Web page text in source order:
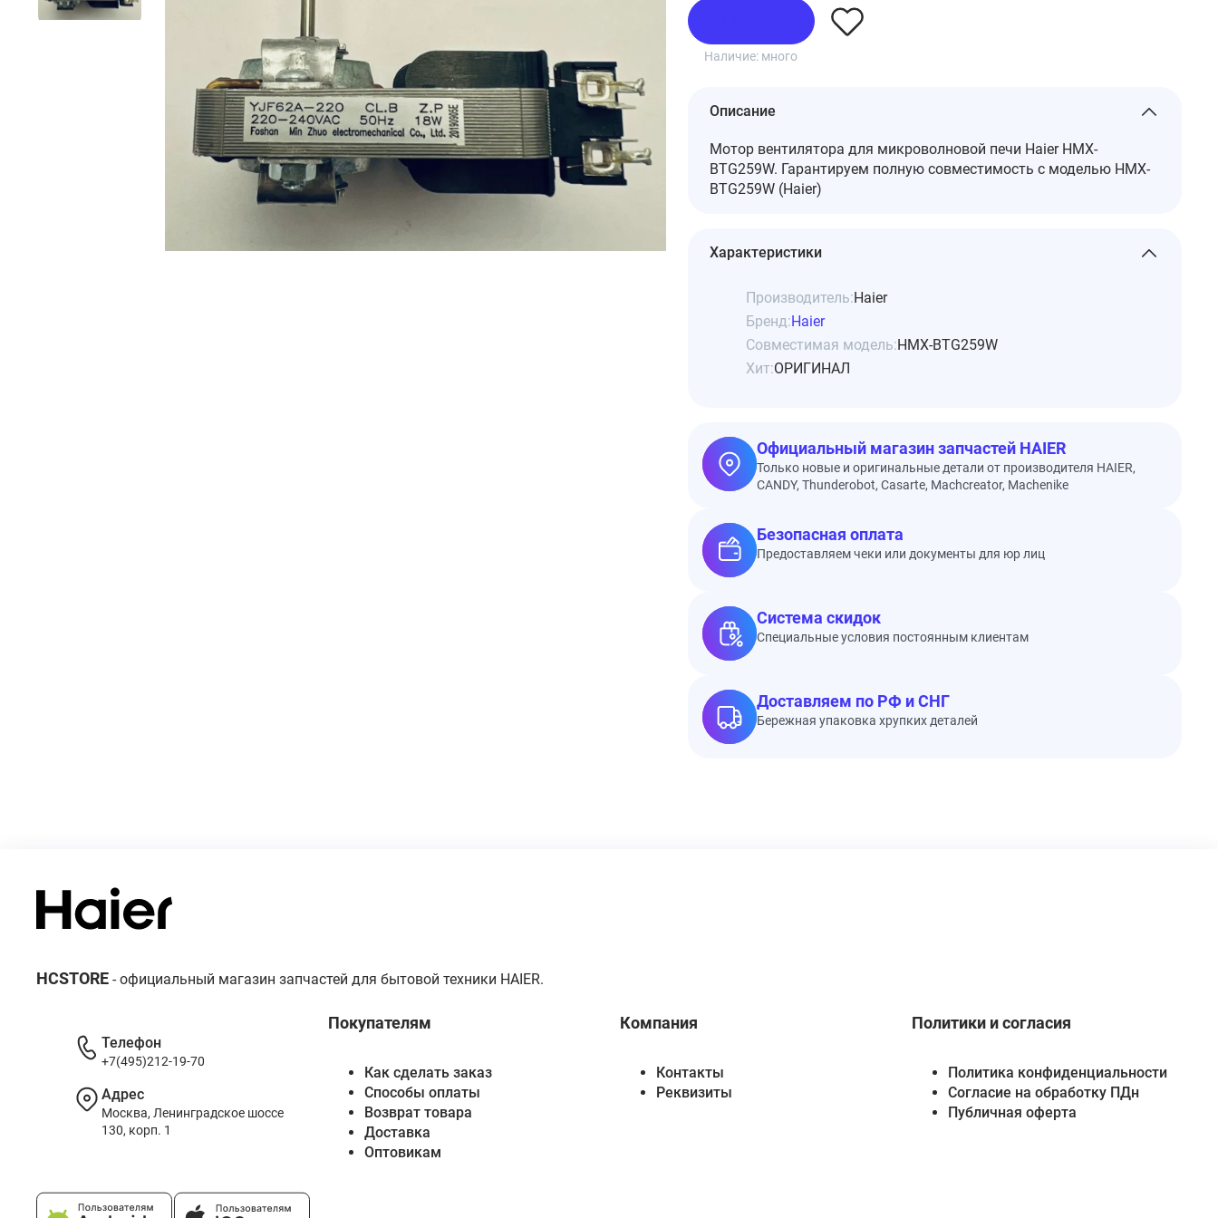
Наличие: много
Описание
Мотор вентилятора для микроволновой печи Haier HMX-
BTG259W. Гарантируем полную совместимость с моделью HMX-
BTG259W (Haier)
Характеристики
Производитель:Haier
Бренд:Haier
Совместимая модель:HMX-BTG259W
Хит:ОРИГИНАЛ
Официальный магазин запчастей HAIER
Только новые и оригинальные детали от производителя HAIER,
CANDY, Thunderobot, Casarte, Machcreator, Machenike
Безопасная оплата
Предоставляем чеки или документы для юр лиц
Система скидок
Специальные условия постоянным клиентам
Доставляем по РФ и СНГ
Бережная упаковка хрупких деталей
HCSTORE - официальный магазин запчастей для бытовой техники HAIER.
Покупателям
Как сделать заказ
Способы оплаты
Возврат товара
Доставка
Оптовикам
Компания
Контакты
Реквизиты
Политики и согласия
Политика конфиденциальности
Согласие на обработку ПДн
Публичная оферта
Телефон
+7(495)212-19-70
Адрес
Москва, Ленинградское шоссе
130, корп. 1